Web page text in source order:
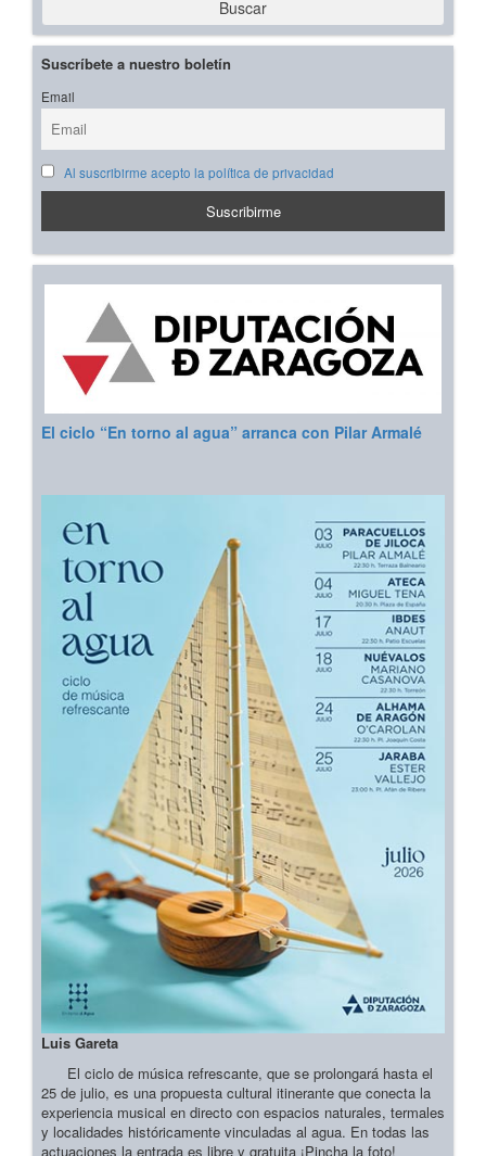
Buscar
Suscríbete a nuestro boletín
Email
Al suscribirme acepto la política de privacidad
El ciclo “En torno al agua” arranca con Pilar Armalé
Luis Gareta
El ciclo de música refrescante, que se prolongará hasta el
25 de julio, es una propuesta cultural itinerante que conecta la
experiencia musical en directo con espacios naturales, termales
y localidades históricamente vinculadas al agua. En todas las
actuaciones la entrada es libre y gratuita ¡Pincha la foto!